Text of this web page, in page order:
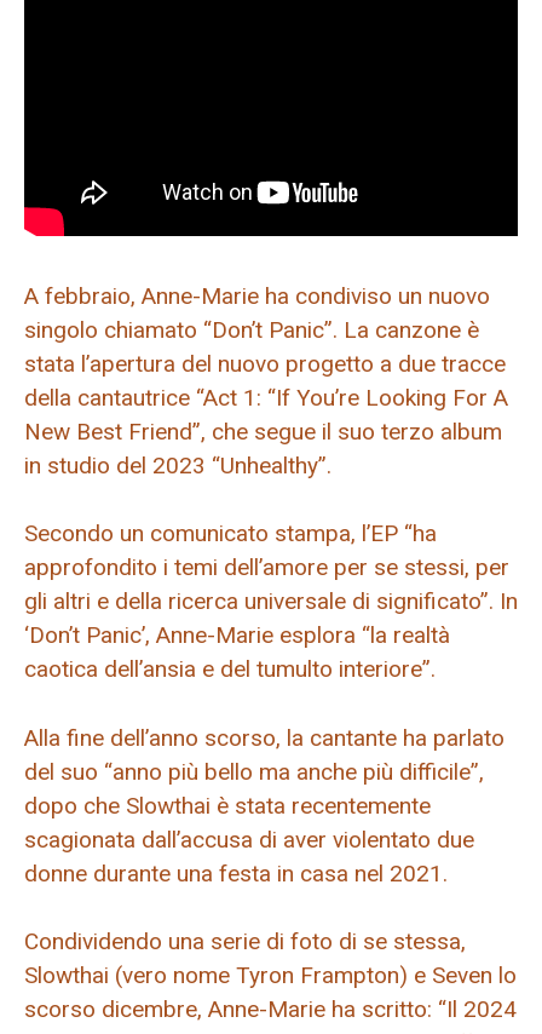
A febbraio, Anne-Marie ha condiviso un nuovo
singolo chiamato “Don’t Panic”. La canzone è
stata l’apertura del nuovo progetto a due tracce
della cantautrice “Act 1: “If You’re Looking For A
New Best Friend”, che segue il suo terzo album
in studio del 2023 “Unhealthy”.
Secondo un comunicato stampa, l’EP “ha
approfondito i temi dell’amore per se stessi, per
gli altri e della ricerca universale di significato”. In
‘Don’t Panic’, Anne-Marie esplora “la realtà
caotica dell’ansia e del tumulto interiore”.
Alla fine dell’anno scorso, la cantante ha parlato
del suo “anno più bello ma anche più difficile”,
dopo che Slowthai è stata recentemente
scagionata dall’accusa di aver violentato due
donne durante una festa in casa nel 2021.
Condividendo una serie di foto di se stessa,
Slowthai (vero nome Tyron Frampton) e Seven lo
scorso dicembre, Anne-Marie ha scritto: “Il 2024